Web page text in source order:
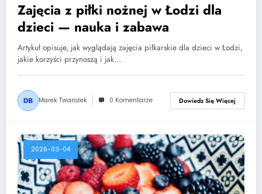
Zajęcia z piłki nożnej w Łodzi dla
dzieci — nauka i zabawa
Artykuł opisuje, jak wyglądają zajęcia piłkarskie dla dzieci w Łodzi,
jakie korzyści przynoszą i jak…
Marek Twarożek 0 Komentarze Dowiedz Się Więcej
2026-03-04